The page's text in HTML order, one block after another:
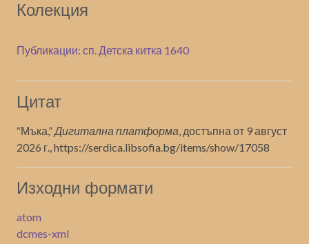
Колекция
Публикации: сп. Детска китка 1640
Цитат
“Мъка,”Дигитална платформа, достъпна от 9 август
2026 г.,https://serdica.libsofia.bg/items/show/17058
Изходни формати
atom
dcmes-xml